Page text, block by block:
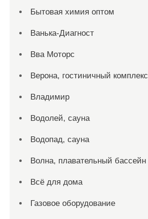
Бытовая химия оптом
Ванька-Диагност
Вва Моторс
Верона, гостиничный комплекс
Владимир
Водолей, сауна
Водопад, сауна
Волна, плавательный бассейн
Всё для дома
Газовое оборудование